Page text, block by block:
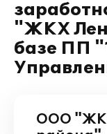
"ЖКХ
базе ПП
ООО